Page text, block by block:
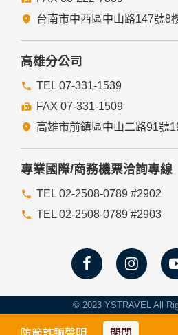
台南市中西區中山路147號8
高雄分公司
TEL 07-331-1539
FAX 07-331-1509
高雄市前鎮區中山二路91號
專業國際/商務機票洽詢專線
TEL 02-2508-0789 #2902
TEL 02-2508-0789 #2903
© 2023 YSTRAVEL All